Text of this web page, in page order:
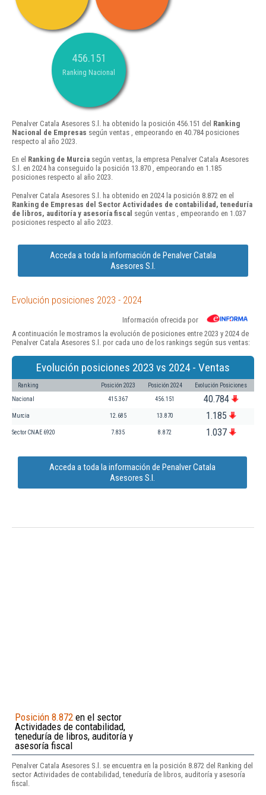
456.151
Ranking Nacional
Penalver Catala Asesores S.l. ha obtenido la posición 456.151 del Ranking
Nacional de Empresas según ventas , empeorando en 40.784 posiciones
respecto al año 2023.
En el Ranking de Murcia según ventas, la empresa Penalver Catala Asesores
S.l. en 2024 ha conseguido la posición 13.870 , empeorando en 1.185
posiciones respecto al año 2023.
Penalver Catala Asesores S.l. ha obtenido en 2024 la posición 8.872 en el
Ranking de Empresas del Sector Actividades de contabilidad, teneduría
de libros, auditoría y asesoría fiscal según ventas , empeorando en 1.037
posiciones respecto al año 2023.
Acceda a toda la información de Penalver Catala
Asesores S.l.
Evolución posiciones 2023 - 2024
Información ofrecida por
A continuación le mostramos la evolución de posiciones entre 2023 y 2024 de
Penalver Catala Asesores S.l. por cada uno de los rankings según sus ventas:
Evolución posiciones 2023 vs 2024 - Ventas
Ranking Posición 2023 Posición 2024 Evolución Posiciones
Nacional 415.367 456.151 40.784
Murcia 12.685 13.870 1.185
Sector CNAE 6920 7.835 8.872 1.037
Acceda a toda la información de Penalver Catala
Asesores S.l.
Posición 8.872 en el sector
Actividades de contabilidad,
teneduría de libros, auditoría y
asesoría fiscal
Penalver Catala Asesores S.l. se encuentra en la posición 8.872 del Ranking del
sector Actividades de contabilidad, teneduría de libros, auditoría y asesoría
fiscal.